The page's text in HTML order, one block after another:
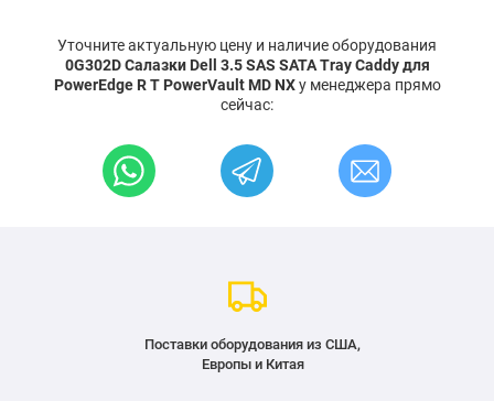
Уточните актуальную цену и наличие оборудования
0G302D Салазки Dell 3.5 SAS SATA Tray Caddy для
PowerEdge R T PowerVault MD NXу менеджера прямо
сейчас:
Поставки оборудования из США,
Европы и Китая